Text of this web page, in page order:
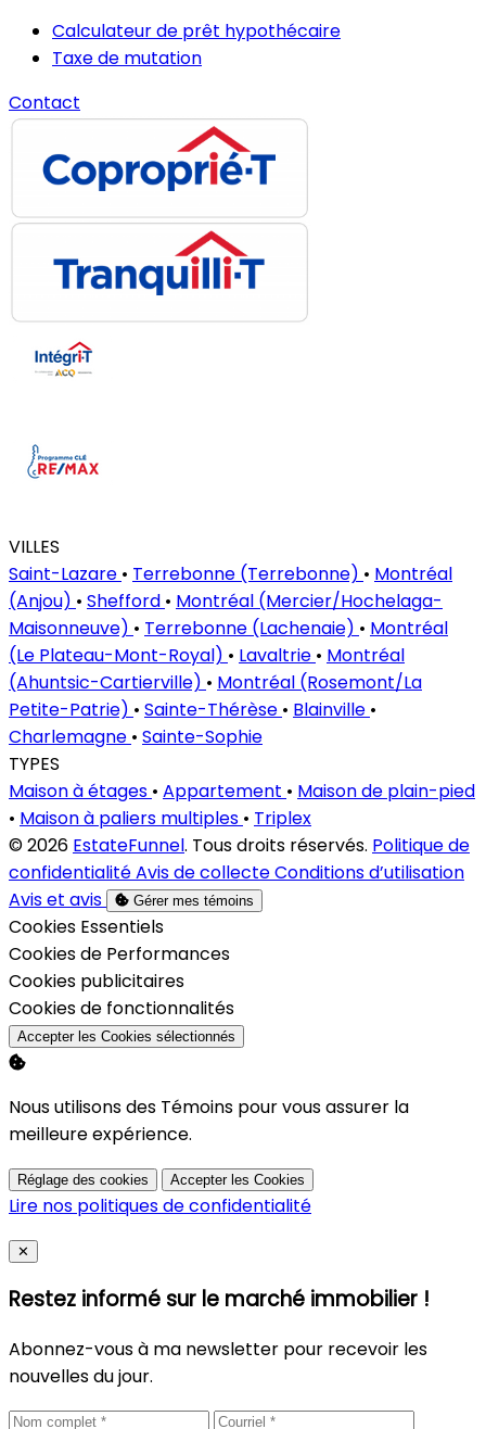
Calculateur de prêt hypothécaire
Taxe de mutation
Contact
VILLES
Saint-Lazare • Terrebonne (Terrebonne) • Montréal
(Anjou) • Shefford • Montréal (Mercier/Hochelaga-
Maisonneuve) • Terrebonne (Lachenaie) • Montréal
(Le Plateau-Mont-Royal) • Lavaltrie • Montréal
(Ahuntsic-Cartierville) • Montréal (Rosemont/La
Petite-Patrie) • Sainte-Thérèse • Blainville •
Charlemagne • Sainte-Sophie
TYPES
Maison à étages • Appartement • Maison de plain-pied
• Maison à paliers multiples • Triplex
© 2026 EstateFunnel. Tous droits réservés. Politique de
confidentialitéAvis de collecteConditions d’utilisation
Avis et avis
Gérer mes témoins
Activer
Cookies Essentiels
Activer
Cookies de Performances
Activer
Cookies publicitaires
Activer
Cookies de fonctionnalités
Accepter les Cookies sélectionnés
Nous utilisons des Témoins pour vous assurer la
meilleure expérience.
Réglage des cookies Accepter les Cookies
Lire nos politiques de confidentialité
Close
✕
Restez informé sur le marché immobilier !
Abonnez-vous à ma newsletter pour recevoir les
nouvelles du jour.